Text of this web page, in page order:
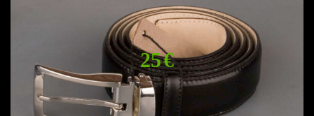
25 €